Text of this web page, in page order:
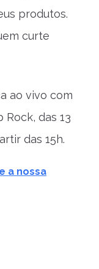
produtos.
curte
ao vivo com
das 13
das 15h.
a nossa